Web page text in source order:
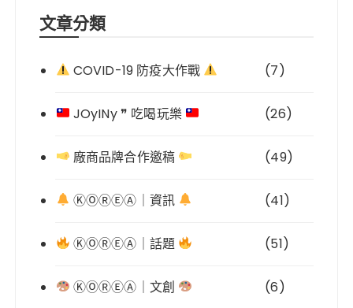
文章分類
COVID-19 防疫大作戰 (7)
JOyINy ❞ 吃喝玩樂 (26)
廠商品牌合作邀稿 (49)
ⓀⓄⓇⒺⒶ｜資訊 (41)
ⓀⓄⓇⒺⒶ｜話題 (51)
ⓀⓄⓇⒺⒶ｜文創 (6)